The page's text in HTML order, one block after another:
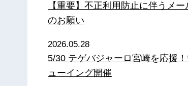
【重要】不正利用防止に伴うメ
のお願い
2026.05.28
5/30 テゲバジャーロ宮崎を応援
ューイング開催